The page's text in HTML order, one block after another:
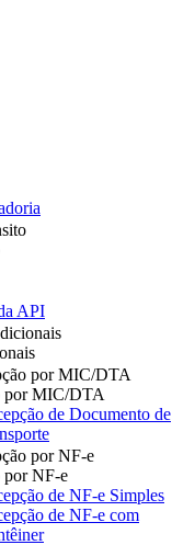
API
por MIC/DTA
por MIC/DTA
de Documento de
por NF-e
por NF-e
de NF-e Simples
de NF-e com